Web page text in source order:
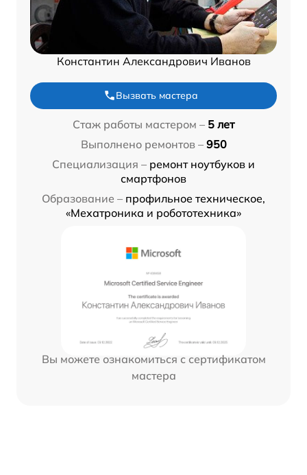
Константин Александрович Иванов
Вызвать мастера
Стаж работы мастером – 5 лет
Выполнено ремонтов – 950
Специализация – ремонт ноутбуков и
смартфонов
Образование – профильное техническое,
«Мехатроника и робототехника»
Вы можете ознакомиться с сертификатом
мастера